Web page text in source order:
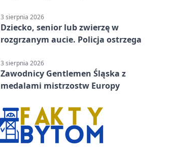
3 sierpnia 2026
Dziecko, senior lub zwierzę w
rozgrzanym aucie. Policja ostrzega
3 sierpnia 2026
Zawodnicy Gentlemen Śląska z
medalami mistrzostw Europy